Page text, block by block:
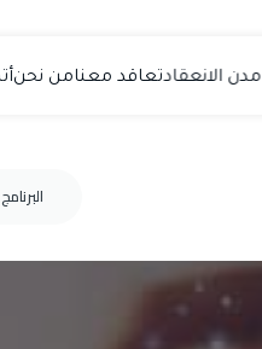
مدن الانعقادتعاقد معنامن نحن